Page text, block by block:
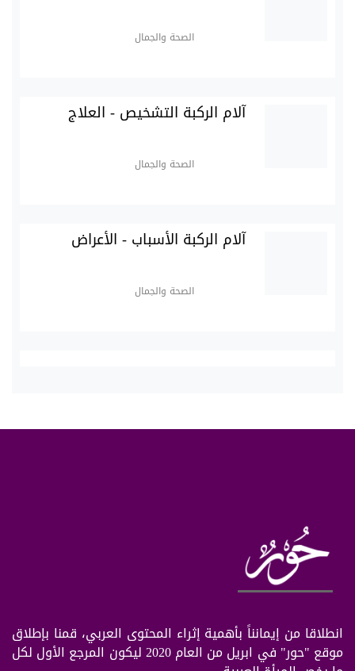
الصحة والجمال
آلام الركبة التشخيص - العلاج
الصحة والجمال
آلام الركبة الأسباب - الأعراض
الصحة والجمال
انطلاقا من إيمانناً بأهمية إثراء المحتوى العربي، قمنا بإطلاق
موقع "حور" في ابريل من العام 2020 ليكون المرجع الأول لكل